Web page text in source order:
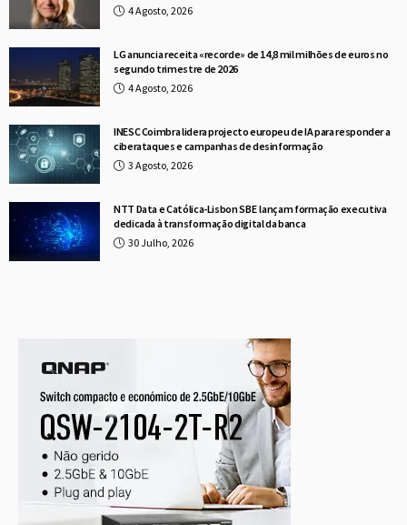
4 Agosto, 2026
LG anuncia receita «recorde» de 14,8 mil milhões de euros no
segundo trimestre de 2026
4 Agosto, 2026
INESC Coimbra lidera projecto europeu de IA para responder a
ciberataques e campanhas de desinformação
3 Agosto, 2026
NTT Data e Católica-Lisbon SBE lançam formação executiva
dedicada à transformação digital da banca
30 Julho, 2026